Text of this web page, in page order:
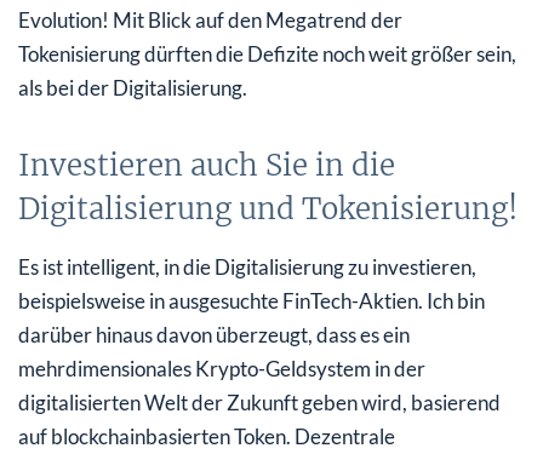
Evolution! Mit Blick auf den Megatrend der
Tokenisierung dürften die Defizite noch weit größer sein,
als bei der Digitalisierung.
Investieren auch Sie in die
Digitalisierung und Tokenisierung!
Es ist intelligent, in die Digitalisierung zu investieren,
beispielsweise in ausgesuchte FinTech-Aktien. Ich bin
darüber hinaus davon überzeugt, dass es ein
mehrdimensionales Krypto-Geldsystem in der
digitalisierten Welt der Zukunft geben wird, basierend
auf blockchainbasierten Token. Dezentrale